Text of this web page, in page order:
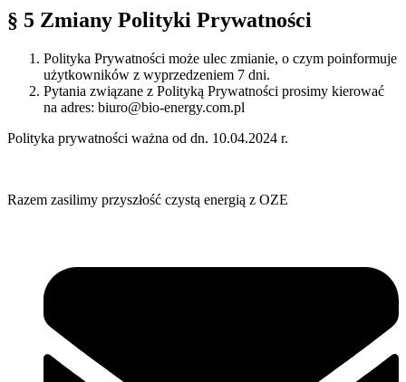
§ 5 Zmiany Polityki Prywatności
Polityka Prywatności może ulec zmianie, o czym poinformuje
użytkowników z wyprzedzeniem 7 dni.
Pytania związane z Polityką Prywatności prosimy kierować
na adres: biuro@bio-energy.com.pl
Polityka prywatności ważna od dn. 10.04.2024 r.
Razem zasilimy przyszłość czystą energią z OZE